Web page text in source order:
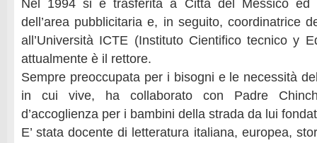
Nel 1994 si è trasferita a Città del Messico ed
dell’area pubblicitaria e, in seguito, coordinatrice
all’Università ICTE (Instituto Cientifico tecnico y
attualmente è il rettore.
Sempre preoccupata per i bisogni e le necessità
in cui vive, ha collaborato con Padre
d’accoglienza per i bambini della strada da lui
E’ stata docente di letteratura italiana, europea,